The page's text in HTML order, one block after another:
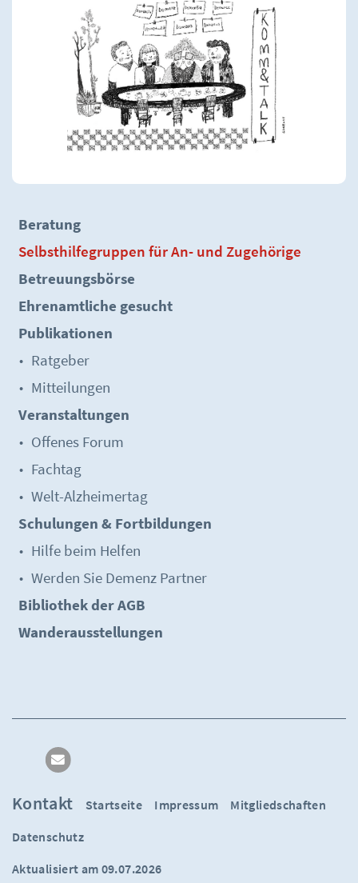
Beratung
Selbsthilfegruppen für An- und Zugehörige
Betreuungsbörse
Ehrenamtliche gesucht
Publikationen
Ratgeber
Mitteilungen
Veranstaltungen
Offenes Forum
Fachtag
Welt-Alzheimertag
Schulungen & Fortbildungen
Hilfe beim Helfen
Werden Sie Demenz Partner
Bibliothek der AGB
Wanderausstellungen
Kontakt Startseite Impressum
Mitgliedschaften
Datenschutz
Aktualisiert am 09.07.2026